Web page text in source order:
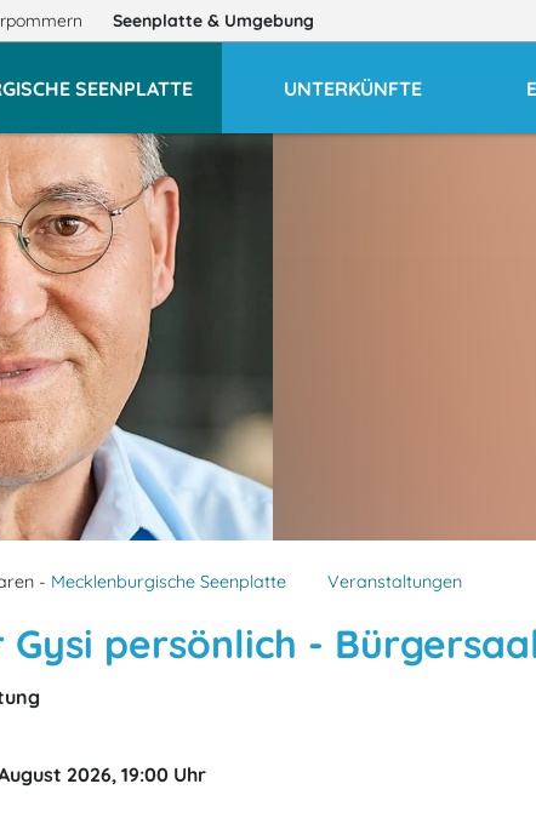
Seenplatte & Umgebung
SEENPLATTE UNTERKÜNFTE
- Mecklenburgische Seenplatte Veranstaltungen
Gysi persönlich -
2026, 19:00 Uhr